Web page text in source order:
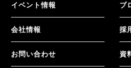
イベント情報 ブ
会社情報 採
お問い合わせ 資